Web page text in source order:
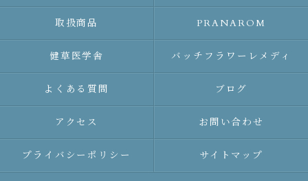
取扱商品 PRANAROM
健草医学舎 バッチフラワーレメディ
よくある質問 ブログ
アクセス お問い合わせ
プライバシーポリシー サイトマップ